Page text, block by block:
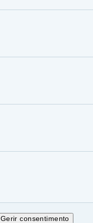
Gerir consentimento